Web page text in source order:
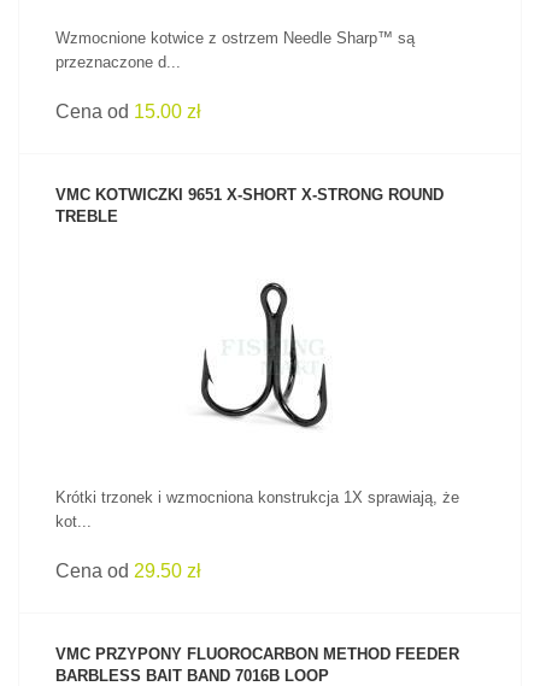
Wzmocnione kotwice z ostrzem Needle Sharp™ są
przeznaczone d...
Cena od 15.00 zł
VMC KOTWICZKI 9651 X-SHORT X-STRONG ROUND
TREBLE
ZOBACZ PRODUKT
Krótki trzonek i wzmocniona konstrukcja 1X sprawiają, że
kot...
Cena od 29.50 zł
VMC PRZYPONY FLUOROCARBON METHOD FEEDER
BARBLESS BAIT BAND 7016B LOOP